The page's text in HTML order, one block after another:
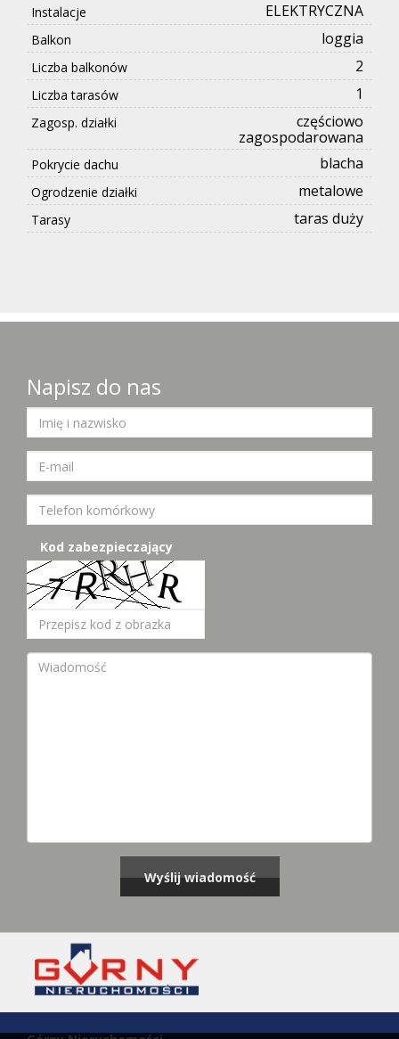
Instalacje ELEKTRYCZNA
Balkon loggia
Liczba balkonów 2
Liczba tarasów 1
Zagosp. działki
częściowo
zagospodarowana
Pokrycie dachu blacha
Ogrodzenie działki metalowe
Tarasy taras duży
Napisz do nas
Kod zabezpieczający